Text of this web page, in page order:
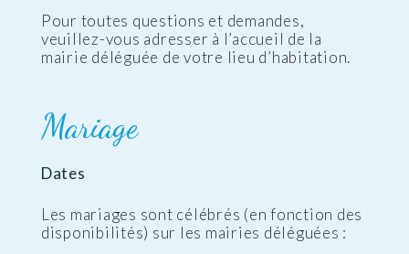
Pour toutes questions et demandes,
veuillez-vous adresser à l’accueil de la
mairie déléguée de votre lieu d’habitation.
Mariage
Dates
Les mariages sont célébrés (en fonction des
disponibilités) sur les mairies déléguées :